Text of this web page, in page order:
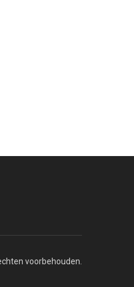
voorbehouden.